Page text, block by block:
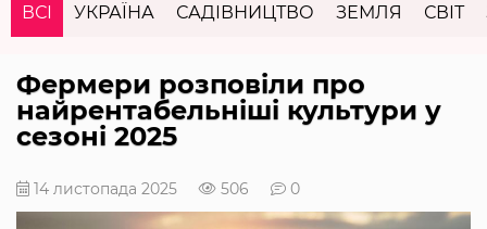
ВСІ УКРАЇНА САДІВНИЦТВО ЗЕМЛЯ СВІТ
Фермери розповіли про
найрентабельніші культури у
сезоні 2025
14 листопада 2025 506 0